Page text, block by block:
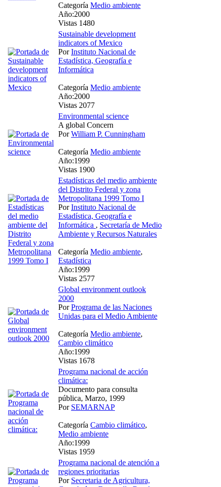
Categoría Medio ambiente
Año:2000
Vistas 1480
Sustainable development
indicators of Mexico
PorInstituto Nacional de
Estadística, Geografía e
Informática
Categoría Medio ambiente
Año:2000
Vistas 2077
Environmental science
A global Concern
PorWilliam P. Cunningham
Categoría Medio ambiente
Año:1999
Vistas 1900
Estadísticas del medio ambiente
del Distrito Federal y zona
Metropolitana 1999 Tomo I
PorInstituto Nacional de
Estadística, Geografía e
Informática , Secretaría de Medio
Ambiente y Recursos Naturales
Categoría Medio ambiente,
Estadística
Año:1999
Vistas 2577
Global environment outlook
2000
PorPrograma de las Naciones
Unidas para el Medio Ambiente
Categoría Medio ambiente,
Cambio climático
Año:1999
Vistas 1678
Programa nacional de acción
climática:
Documento para consulta
pública, Marzo, 1999
Por SEMARNAP
Categoría Cambio climático,
Medio ambiente
Año:1999
Vistas 1959
Programa nacional de atención a
regiones prioritarias
Por Secretaria de Agricultura,